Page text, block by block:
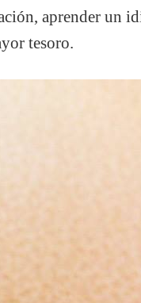
aprender un
tesoro.